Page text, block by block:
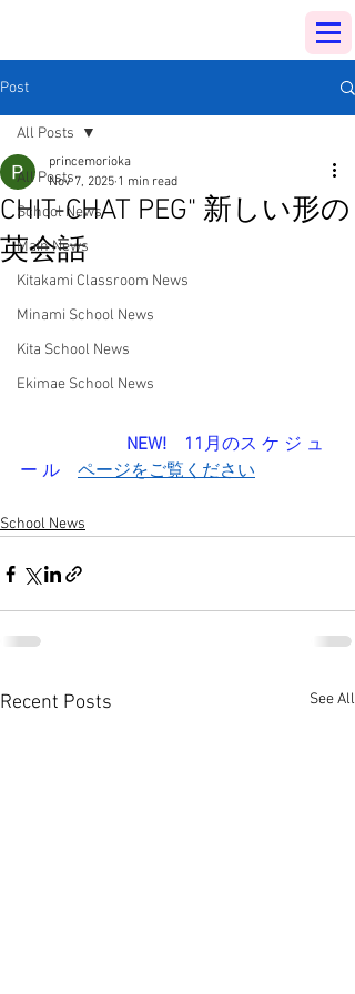
Post
All Posts
School News
Main News
Kitakami Classroom News
Minami School News
Kita School News
Ekimae School News
All Posts
CHIT-CHAT PEG" 新しい形の
英会話
princemorioka
Nov 7, 2025 1 min read
プリンス英米学院では、今年から初め
てとなる大人の方を対象としたテキス
トを使用しない、カジュアルな英会話
みながら、英語が母国語の外国人の先
NEW!　11 月のス ケ ジ ュ
ー ル
ページをご覧ください
School News
Recent Posts See All